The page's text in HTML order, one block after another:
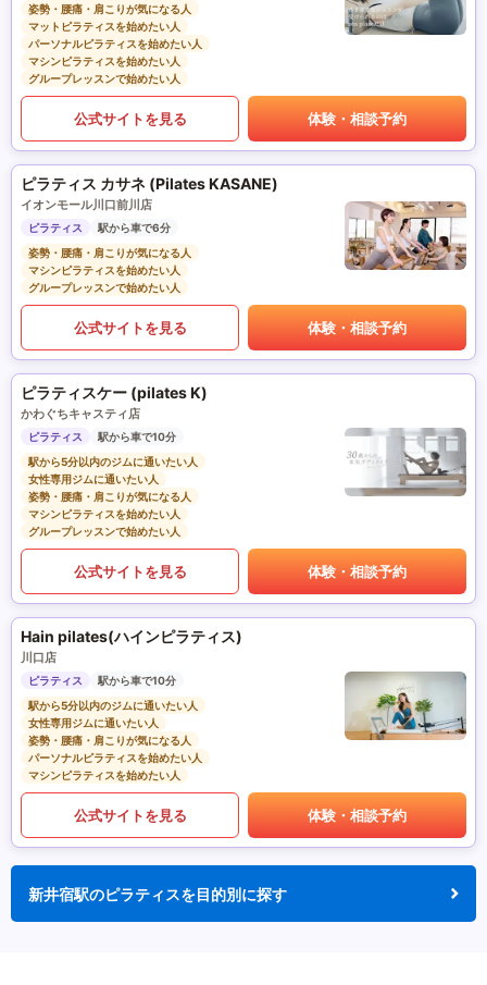
姿勢・腰痛・肩こりが気になる人
マットピラティスを始めたい人
パーソナルピラティスを始めたい人
マシンピラティスを始めたい人
グループレッスンで始めたい人
公式サイトを見る 体験・相談予約
ピラティス カサネ (Pilates KASANE)
イオンモール川口前川店
ピラティス
駅から車で6分
姿勢・腰痛・肩こりが気になる人
マシンピラティスを始めたい人
グループレッスンで始めたい人
公式サイトを見る 体験・相談予約
ピラティスケー (pilates K)
かわぐちキャスティ店
ピラティス
駅から車で10分
駅から5分以内のジムに通いたい人
女性専用ジムに通いたい人
姿勢・腰痛・肩こりが気になる人
マシンピラティスを始めたい人
グループレッスンで始めたい人
公式サイトを見る 体験・相談予約
Hain pilates(ハインピラティス)
川口店
ピラティス
駅から車で10分
駅から5分以内のジムに通いたい人
女性専用ジムに通いたい人
姿勢・腰痛・肩こりが気になる人
パーソナルピラティスを始めたい人
マシンピラティスを始めたい人
公式サイトを見る 体験・相談予約
新井宿駅のピラティスを目的別に探す